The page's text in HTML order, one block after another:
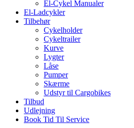
El-Cykel Manualer
El-Ladcykler
Tilbehør
Cykelholder
Cykeltrailer
Kurve
Lygter
Låse
Pumper
Skærme
Udstyr til Cargobikes
Tilbud
Udlejning
Book Tid Til Service